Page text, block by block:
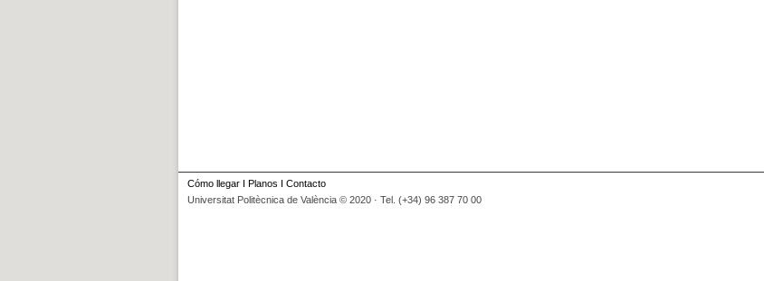
Cómo llegar I Planos I Contacto
Universitat Politècnica de València © 2020 · Tel. (+34) 96 387 70 00